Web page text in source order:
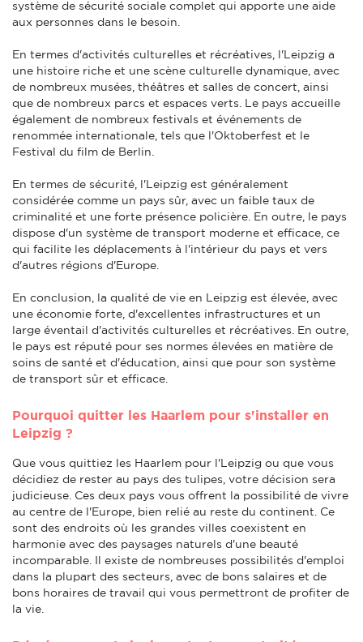
système de sécurité sociale complet qui apporte une aide
aux personnes dans le besoin.
En termes d'activités culturelles et récréatives, l'Leipzig a
une histoire riche et une scène culturelle dynamique, avec
de nombreux musées, théâtres et salles de concert, ainsi
que de nombreux parcs et espaces verts. Le pays accueille
également de nombreux festivals et événements de
renommée internationale, tels que l'Oktoberfest et le
Festival du film de Berlin.
En termes de sécurité, l'Leipzig est généralement
considérée comme un pays sûr, avec un faible taux de
criminalité et une forte présence policière. En outre, le pays
dispose d'un système de transport moderne et efficace, ce
qui facilite les déplacements à l'intérieur du pays et vers
d'autres régions d'Europe.
En conclusion, la qualité de vie en Leipzig est élevée, avec
une économie forte, d'excellentes infrastructures et un
large éventail d'activités culturelles et récréatives. En outre,
le pays est réputé pour ses normes élevées en matière de
soins de santé et d'éducation, ainsi que pour son système
de transport sûr et efficace.
Pourquoi quitter les Haarlem pour s'installer en
Leipzig ?
Que vous quittiez les Haarlem pour l'Leipzig ou que vous
décidiez de rester au pays des tulipes, votre décision sera
judicieuse. Ces deux pays vous offrent la possibilité de vivre
au centre de l'Europe, bien relié au reste du continent. Ce
sont des endroits où les grandes villes coexistent en
harmonie avec des paysages naturels d'une beauté
incomparable. Il existe de nombreuses possibilités d'emploi
dans la plupart des secteurs, avec de bons salaires et de
bons horaires de travail qui vous permettront de profiter de
la vie.